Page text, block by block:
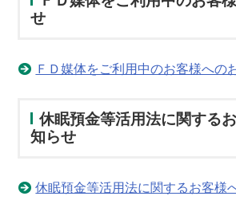
せ
ＦＤ媒体をご利用中のお客様への
休眠預金等活用法に関する
知らせ
休眠預金等活用法に関するお客様